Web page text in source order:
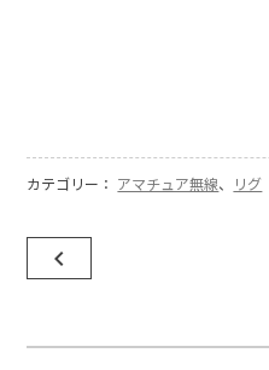
カテゴリー： アマチュア無線、 リグ
稿
navigate_before